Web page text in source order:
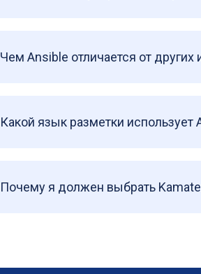
Чем Ansible отличается от других
Какой язык разметки использует
Почему я должен выбрать